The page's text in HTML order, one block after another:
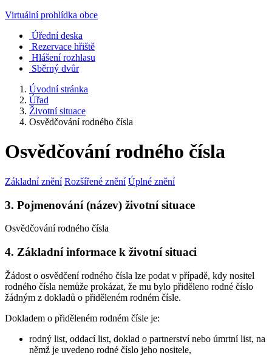
Virtuální prohlídka obce
Úřední deska
Rezervace hřiště
Hlášení rozhlasu
Sběrný dvůr
Úvodní stránka
Úřad
Životní situace
Osvědčování rodného čísla
Osvědčování rodného čísla
Základní znění Rozšířené znění Úplné znění
3. Pojmenování (název) životní situace
Osvědčování rodného čísla
4. Základní informace k životní situaci
Žádost o osvědčení rodného čísla lze podat v případě, kdy nositel
rodného čísla nemůže prokázat, že mu bylo přiděleno rodné číslo
žádným z dokladů o přiděleném rodném čísle.
Dokladem o přiděleném rodném čísle je:
rodný list, oddací list, doklad o partnerství nebo úmrtní list, na
němž je uvedeno rodné číslo jeho nositele,